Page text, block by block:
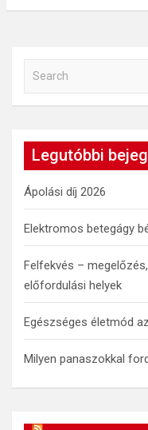
a
h
Legutóbbi
Ápolási díj 2026
Elektromos betegágy
Felfekvés –
előfordulási helyek
Egészséges életmód
Milyen panaszokkal